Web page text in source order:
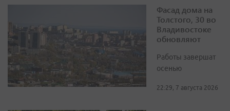
Фасад дома на
Толстого, 30 во
Владивостоке
обновляют
Работы завершат
осенью
22:29, 7 августа 2026